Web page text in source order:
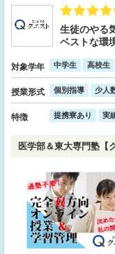
生徒のやる
ベストな環
対象学年 中学生 高校生
授業形式 個別指導 少人
特徴 提携寮あり 実
医学部＆東大専門塾【